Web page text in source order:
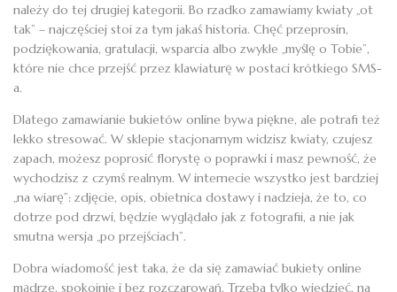
należy do tej drugiej kategorii. Bo rzadko zamawiamy kwiaty „ot
tak” – najczęściej stoi za tym jakaś historia. Chęć przeprosin,
podziękowania, gratulacji, wsparcia albo zwykłe „myślę o Tobie”,
które nie chce przejść przez klawiaturę w postaci krótkiego SMS-
a.
Dlatego zamawianie bukietów online bywa piękne, ale potrafi też
lekko stresować. W sklepie stacjonarnym widzisz kwiaty, czujesz
zapach, możesz poprosić florystę o poprawki i masz pewność, że
wychodzisz z czymś realnym. W internecie wszystko jest bardziej
„na wiarę”: zdjęcie, opis, obietnica dostawy i nadzieja, że to, co
dotrze pod drzwi, będzie wyglądało jak z fotografii, a nie jak
smutna wersja „po przejściach”.
Dobra wiadomość jest taka, że da się zamawiać bukiety online
mądrze, spokojnie i bez rozczarowań. Trzeba tylko wiedzieć, na